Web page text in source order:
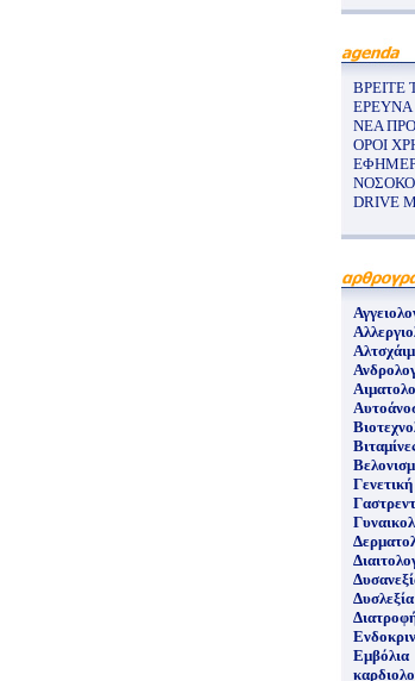
ΒΡΕΙΤΕ
ΕΡΕΥΝΑ
ΝΕΑ
ΟΡΟΙ
DRIVE
Γενετική
Δυσλεξία
Εμβόλια